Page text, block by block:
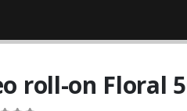
roll-on Floral